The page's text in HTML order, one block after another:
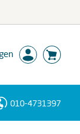
010-4731397